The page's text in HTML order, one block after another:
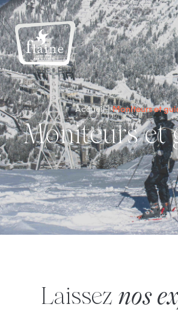
Accueil Moniteurs et
Moniteurs
Laissez nos